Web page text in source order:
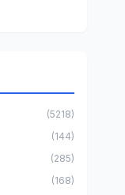
(5218)
(144)
(285)
(168)